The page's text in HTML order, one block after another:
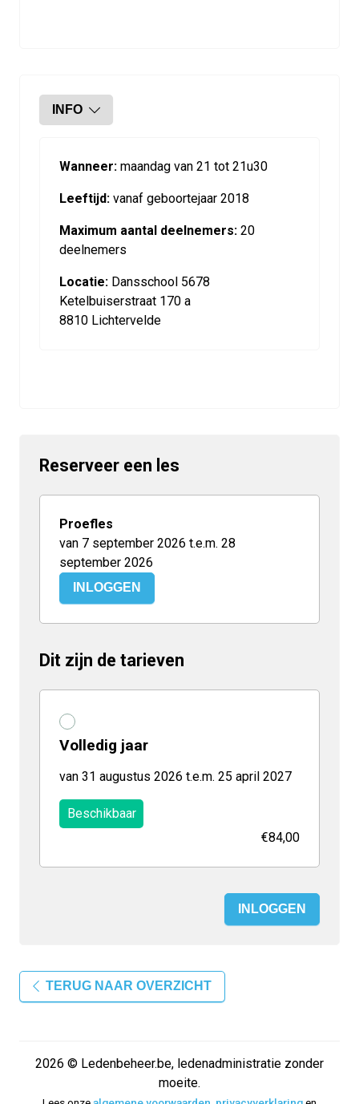
INFO
Wanneer: maandag van 21 tot 21u30
Leeftijd: vanaf geboortejaar 2018
Maximum aantal deelnemers: 20
deelnemers
Locatie: Dansschool 5678
Ketelbuiserstraat 170 a
8810 Lichtervelde
Reserveer een les
Proefles
van 7 september 2026 t.e.m. 28
september 2026
INLOGGEN
Dit zijn de tarieven
Volledig jaar
van 31 augustus 2026 t.e.m. 25 april 2027
Beschikbaar
€84,00
INLOGGEN
TERUG NAAR OVERZICHT
2026 © Ledenbeheer.be, ledenadministratie zonder
moeite.